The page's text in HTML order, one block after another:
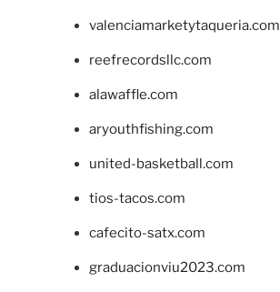
valenciamarketytaqueria.com
reefrecordsllc.com
alawaffle.com
aryouthfishing.com
united-basketball.com
tios-tacos.com
cafecito-satx.com
graduacionviu2023.com